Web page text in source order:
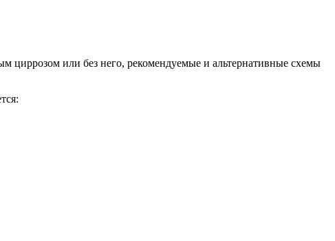
циррозом или без него, рекомендуемые и альтернативные схемы